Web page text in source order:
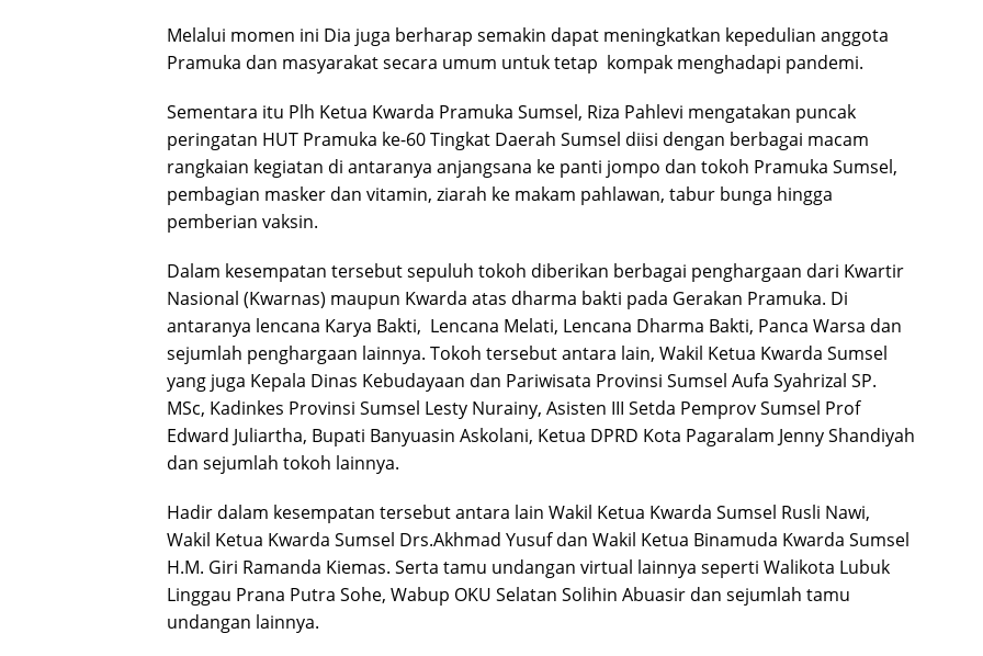
Melalui momen ini Dia juga berharap semakin dapat meningkatkan kepedulian anggota
Pramuka dan masyarakat secara umum untuk tetap kompak menghadapi pandemi.
Sementara itu Plh Ketua Kwarda Pramuka Sumsel, Riza Pahlevi mengatakan puncak
peringatan HUT Pramuka ke-60 Tingkat Daerah Sumsel diisi dengan berbagai macam
rangkaian kegiatan di antaranya anjangsana ke panti jompo dan tokoh Pramuka Sumsel,
pembagian masker dan vitamin, ziarah ke makam pahlawan, tabur bunga hingga
pemberian vaksin.
Dalam kesempatan tersebut sepuluh tokoh diberikan berbagai penghargaan dari Kwartir
Nasional (Kwarnas) maupun Kwarda atas dharma bakti pada Gerakan Pramuka. Di
antaranya lencana Karya Bakti, Lencana Melati, Lencana Dharma Bakti, Panca Warsa dan
sejumlah penghargaan lainnya. Tokoh tersebut antara lain, Wakil Ketua Kwarda Sumsel
yang juga Kepala Dinas Kebudayaan dan Pariwisata Provinsi Sumsel Aufa Syahrizal SP.
MSc, Kadinkes Provinsi Sumsel Lesty Nurainy, Asisten III Setda Pemprov Sumsel Prof
Edward Juliartha, Bupati Banyuasin Askolani, Ketua DPRD Kota Pagaralam Jenny Shandiyah
dan sejumlah tokoh lainnya.
Hadir dalam kesempatan tersebut antara lain Wakil Ketua Kwarda Sumsel Rusli Nawi,
Wakil Ketua Kwarda Sumsel Drs.Akhmad Yusuf dan Wakil Ketua Binamuda Kwarda Sumsel
H.M. Giri Ramanda Kiemas. Serta tamu undangan virtual lainnya seperti Walikota Lubuk
Linggau Prana Putra Sohe, Wabup OKU Selatan Solihin Abuasir dan sejumlah tamu
undangan lainnya.